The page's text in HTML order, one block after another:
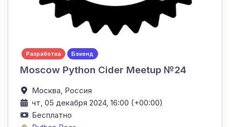
Разработка Бэкенд
Moscow Python Cider Meetup №24
Москва, Россия
чт, 05 декабря 2024, 16:00 (+00:00)
Бесплатно